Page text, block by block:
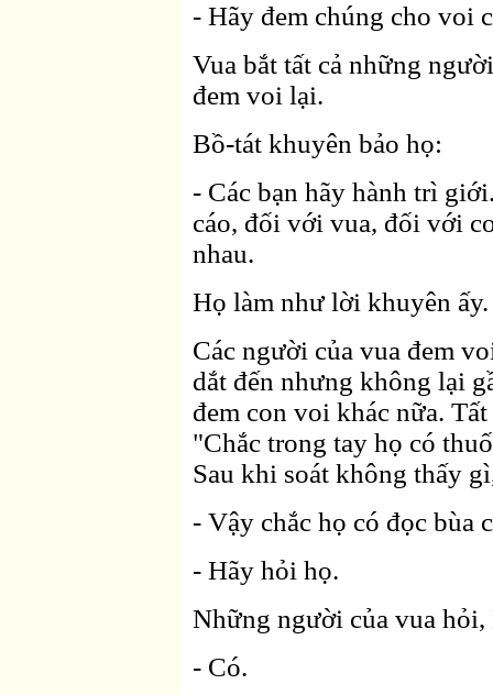
- Hãy đem chúng cho voi
Vua bắt tất cả những
đem voi lại.
Bồ-tát khuyên bảo họ:
- Các bạn hãy hành trì
cáo, đối với vua, đối với
nhau.
Họ làm như lời khuyên ấy.
Các người của vua đem
dắt đến nhưng không lại
đem con voi khác nữa.
"Chắc trong tay họ có
Sau khi soát không thấy
- Vậy chắc họ có đọc bùa
- Hãy hỏi họ.
Những người của vua
- Có.